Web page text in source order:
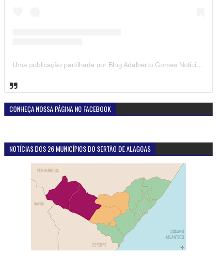
Uma publicação partilhada por Blog Adalberto Gomes Noticias (@blogadalbertogomesnoticiass)
CONHEÇA NOSSA PÁGINA NO FACEBOOK
NOTÍCIAS DOS 26 MUNICÍPIOS DO SERTÃO DE ALAGOAS